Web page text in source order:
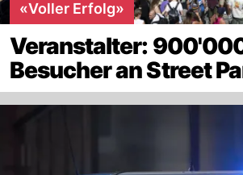
«Voller Erfolg»
Veranstalter:
Besucher an Street